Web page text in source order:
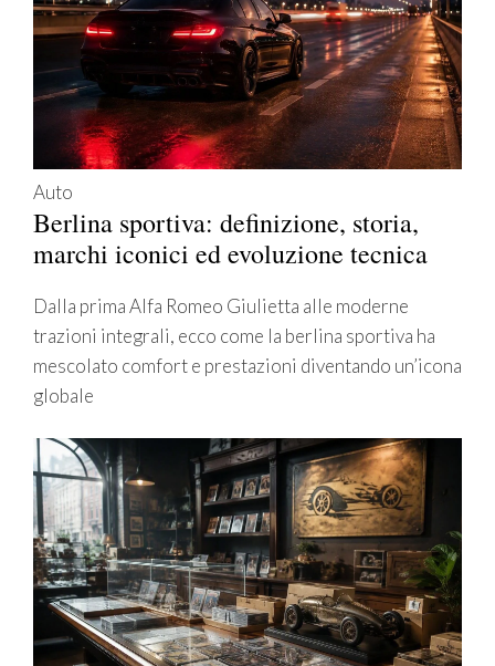
Auto
Berlina sportiva: definizione, storia,
marchi iconici ed evoluzione tecnica
Dalla prima Alfa Romeo Giulietta alle moderne
trazioni integrali, ecco come la berlina sportiva ha
mescolato comfort e prestazioni diventando un’icona
globale